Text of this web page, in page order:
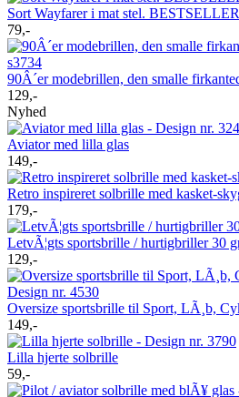
Sort Wayfarer i mat stel.
79,-
90Â´er modebrillen, den smalle
129,-
Nyhed
Aviator med lilla glas
149,-
Retro inspireret solbrille med kasket-
179,-
LetvÃ¦gts sportsbrille / hurtigbriller 30
129,-
Oversize sportsbrille til Sport, LÃ¸b,
149,-
Lilla hjerte solbrille
59,-